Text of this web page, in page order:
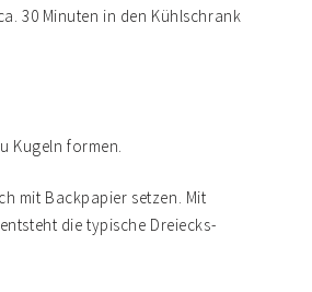
30 Minuten in den Kühlschrank
Kugeln formen.
mit Backpapier setzen. Mit
die typische Dreiecks-